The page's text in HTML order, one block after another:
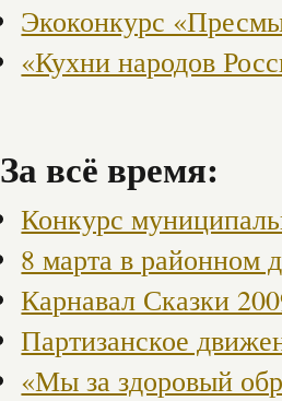
Экоконкурс
«Кухни народов
За всё время:
Конкурс
8 марта в районном
Карнавал Сказки
Партизанское
«Мы за здоровый